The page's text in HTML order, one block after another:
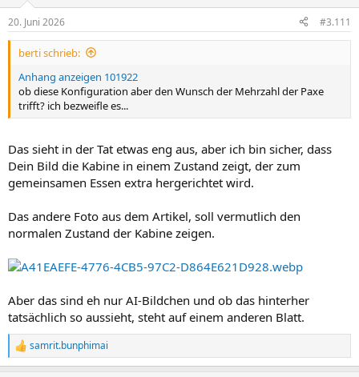
e
n
20. Juni 2026 #3.111
berti schrieb:
Anhang anzeigen 101922
ob diese Konfiguration aber den Wunsch der Mehrzahl der Paxe
trifft? ich bezweifle es...
Das sieht in der Tat etwas eng aus, aber ich bin sicher, dass
Dein Bild die Kabine in einem Zustand zeigt, der zum
gemeinsamen Essen extra hergerichtet wird.
Das andere Foto aus dem Artikel, soll vermutlich den
normalen Zustand der Kabine zeigen.
Aber das sind eh nur AI-Bildchen und ob das hinterher
tatsächlich so aussieht, steht auf einem anderen Blatt.
R
e
samrit.bunphimai